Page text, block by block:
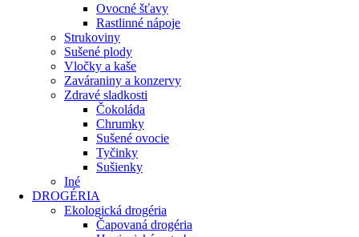
Ovocné šťavy
Rastlinné nápoje
Strukoviny
Sušené plody
Vločky a kaše
Zaváraniny a konzervy
Zdravé sladkosti
Čokoláda
Chrumky
Sušené ovocie
Tyčinky
Sušienky
Iné
DROGÉRIA
Ekologická drogéria
Čapovaná drogéria